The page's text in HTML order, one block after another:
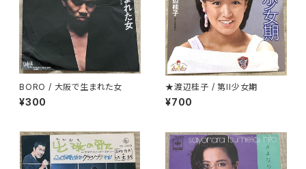
BORO / 大阪で生まれた女
¥300
★渡辺桂子 / 第II少女期
¥700